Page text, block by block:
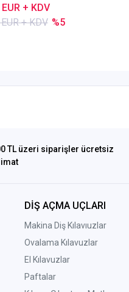
+ KDV %5
+ KDV
TL üzeri siparişler ücretsiz
DİŞ AÇMA UÇLARI
Makina Diş Kılavıuzlar
Ovalama Kılavuzlar
El Kılavuzlar
Paftalar